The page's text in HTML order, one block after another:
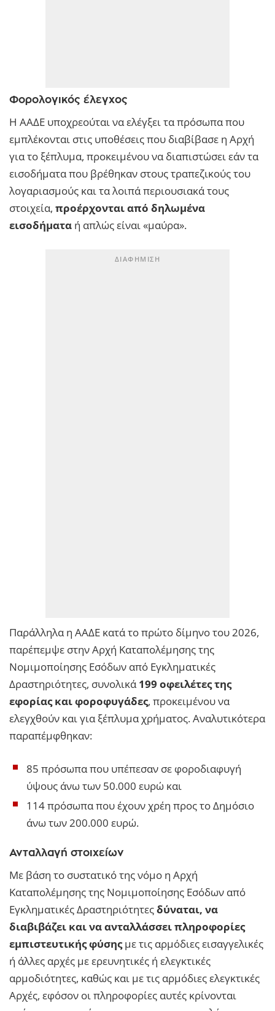
Φορολογικός έλεγχος
Η ΑΑΔΕ υποχρεούται να ελέγξει τα πρόσωπα που
εμπλέκονται στις υποθέσεις που διαβίβασε η Αρχή
για το ξέπλυμα, προκειμένου να διαπιστώσει εάν τα
εισοδήματα που βρέθηκαν στους τραπεζικούς του
λογαριασμούς και τα λοιπά περιουσιακά τους
στοιχεία, προέρχονται από δηλωμένα
εισοδήματα ή απλώς είναι «μαύρα».
Παράλληλα η ΑΑΔΕ κατά το πρώτο δίμηνο του 2026,
παρέπεμψε στην Αρχή Καταπολέμησης της
Νομιμοποίησης Εσόδων από Εγκληματικές
Δραστηριότητες, συνολικά199 οφειλέτες της
εφορίας και φοροφυγάδες, προκειμένου να
ελεγχθούν και για ξέπλυμα χρήματος. Αναλυτικότερα
παραπέμφθηκαν:
85 πρόσωπα που υπέπεσαν σε φοροδιαφυγή
ύψους άνω των 50.000 ευρώ και
114 πρόσωπα που έχουν χρέη προς το Δημόσιο
άνω των 200.000 ευρώ.
Ανταλλαγή στοιχείων
Με βάση το συστατικό της νόμο η Αρχή
Καταπολέμησης της Νομιμοποίησης Εσόδων από
Εγκληματικές Δραστηριότητεςδύναται, να
διαβιβάζει και να ανταλλάσσει πληροφορίες
εμπιστευτικής φύσηςμε τις αρμόδιες εισαγγελικές
ή άλλες αρχές με ερευνητικές ή ελεγκτικές
αρμοδιότητες, καθώς και με τις αρμόδιες ελεγκτικές
Αρχές, εφόσον οι πληροφορίες αυτές κρίνονται